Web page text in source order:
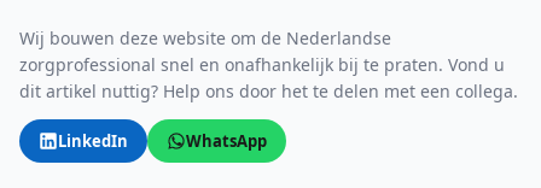
Wij bouwen deze website om de Nederlandse
zorgprofessional snel en onafhankelijk bij te praten. Vond u
dit artikel nuttig? Help ons door het te delen met een collega.
LinkedIn WhatsApp